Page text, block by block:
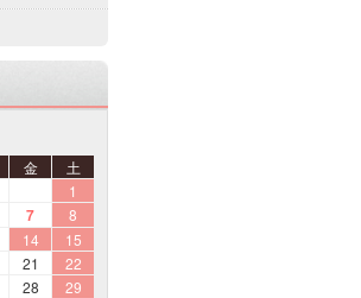
金
土
1
7
8
14
15
21
22
28
29